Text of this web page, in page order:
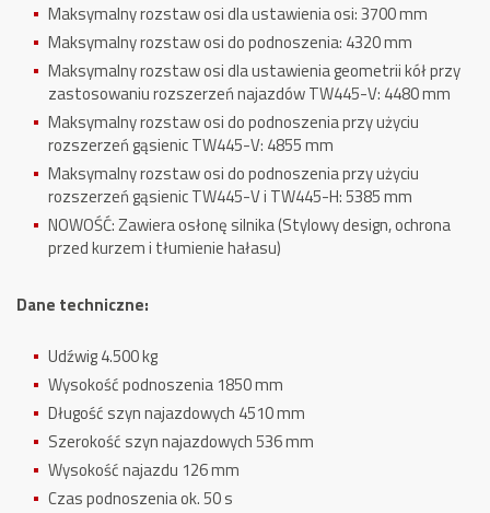
Maksymalny rozstaw osi dla ustawienia osi: 3700 mm
Maksymalny rozstaw osi do podnoszenia: 4320 mm
Maksymalny rozstaw osi dla ustawienia geometrii kół przy
zastosowaniu rozszerzeń najazdów TW445-V: 4480 mm
Maksymalny rozstaw osi do podnoszenia przy użyciu
rozszerzeń gąsienic TW445-V: 4855 mm
Maksymalny rozstaw osi do podnoszenia przy użyciu
rozszerzeń gąsienic TW445-V i TW445-H: 5385 mm
NOWOŚĆ: Zawiera osłonę silnika(Stylowy design, ochrona
przed kurzem i tłumienie hałasu)
Dane techniczne:
Udźwig 4.500 kg
Wysokość podnoszenia 1850 mm
Długość szyn najazdowych 4510 mm
Szerokość szyn najazdowych 536 mm
Wysokość najazdu 126 mm
Czas podnoszenia ok. 50 s